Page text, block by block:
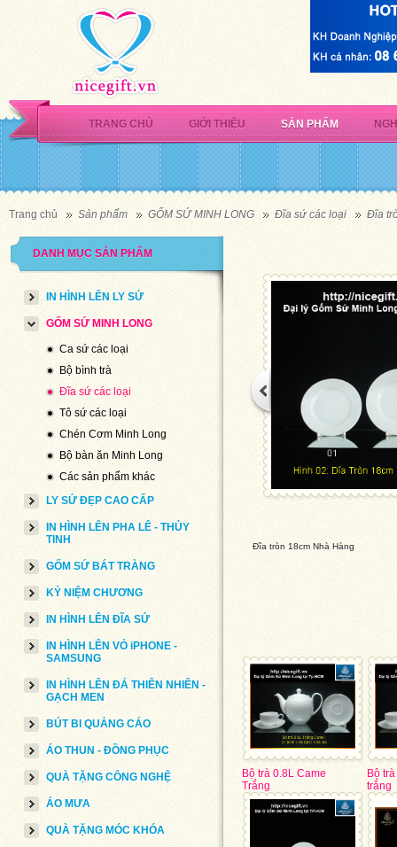
TRANG CHỦ GIỚI THIỆU SẢN PHẨM
Trang chủ Sản phẩm GỐM SỨ MINH LONG Đĩa sứ các loại Đĩa
DANH MỤC SẢN PHẨM
IN HÌNH LÊN LY SỨ
GỐM SỨ MINH LONG
Ca sứ các loại
Bộ bình trà
Đĩa sứ các loại
Tô sứ các loại
Chén Cơm Minh Long
Bộ bàn ăn Minh Long
Các sản phẩm khác
LY SỨ ĐẸP CAO CẤP
IN HÌNH LÊN PHA LÊ - THỦY
TINH
GỐM SỨ BÁT TRÀNG
KỶ NIỆM CHƯƠNG
IN HÌNH LÊN ĐĨA SỨ
IN HÌNH LÊN VỎ iPHONE -
SAMSUNG
IN HÌNH LÊN ĐÁ THIÊN NHIÊN -
GẠCH MEN
BÚT BI QUẢNG CÁO
ÁO THUN - ĐỒNG PHỤC
QUÀ TẶNG CÔNG NGHỆ
ÁO MƯA
QUÀ TẶNG MÓC KHÓA
Đĩa tròn 18cm Nhà Hàng
Bộ trà 0.8L Came
Trắng
Bộ
trắng